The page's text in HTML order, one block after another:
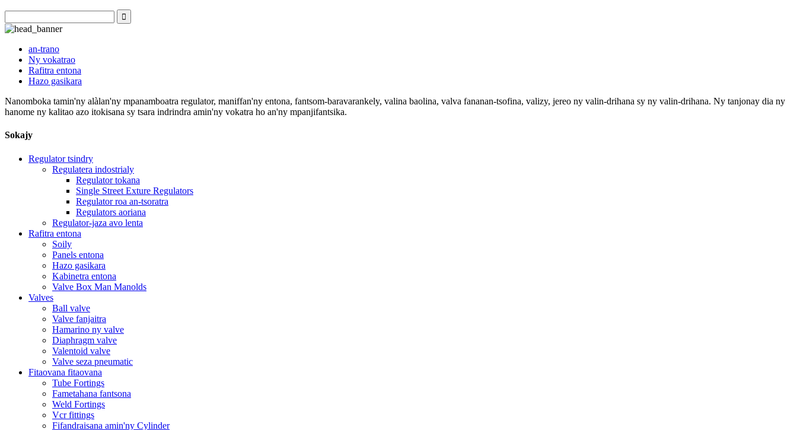
an-trano
Ny vokatrao
Rafitra entona
Hazo gasikara
Nanomboka tamin'ny alàlan'ny mpanamboatra regulator, maniffan'ny entona, fantsom-baravarankely, valina baolina, valva fananan-tsofina, valizy, jereo ny valin-drihana sy ny valin-drihana. Ny tanjonay dia ny
hanome ny kalitao azo itokisana sy tsara indrindra amin'ny vokatra ho an'ny mpanjifantsika.
Sokajy
Regulator tsindry
Regulatera indostrialy
Regulator tokana
Single Street Exture Regulators
Regulator roa an-tsoratra
Regulators aoriana
Regulator-jaza avo lenta
Rafitra entona
Soily
Panels entona
Hazo gasikara
Kabinetra entona
Valve Box Man Manolds
Valves
Ball valve
Valve fanjaitra
Hamarino ny valve
Diaphragm valve
Valentoid valve
Valve seza pneumatic
Fitaovana fitaovana
Tube Fortings
Fametahana fantsona
Weld Fortings
Vcr fittings
Fifandraisana amin'ny Cylinder